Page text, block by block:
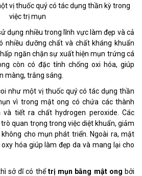
vị thuốc quý có tác dụng thần kỳ trong
việc trị mụn
dụng nhiều trong lĩnh vực làm đẹp và cả
nhiều dưỡng chất và chất kháng khuẩn
ngăn chặn sự xuất hiện mụn trứng cá
còn có đặc tính chống oxi hóa, giúp
màng, trắng sáng.
như một vị thuốc quý có tác dụng thần
vì trong mật ong có chứa các thành
và tiết ra chất hydrogen peroxide. Các
quan trọng trong việc diệt khuẩn, giảm
cho mụn phát triển. Ngoài ra, mật
hóa giúp làm đẹp da và mang lại cho
sở dĩ có thểtrị mụn bằng mật ong bởi